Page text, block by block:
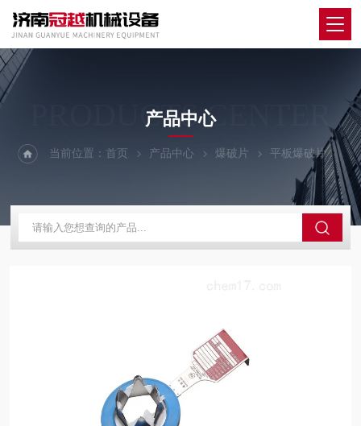
PRODUCTS CENTER
产品中心
当前位置：首页 产品中心 爆破片 平板爆破片 爆